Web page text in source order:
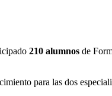
210 alumnos de
para las dos